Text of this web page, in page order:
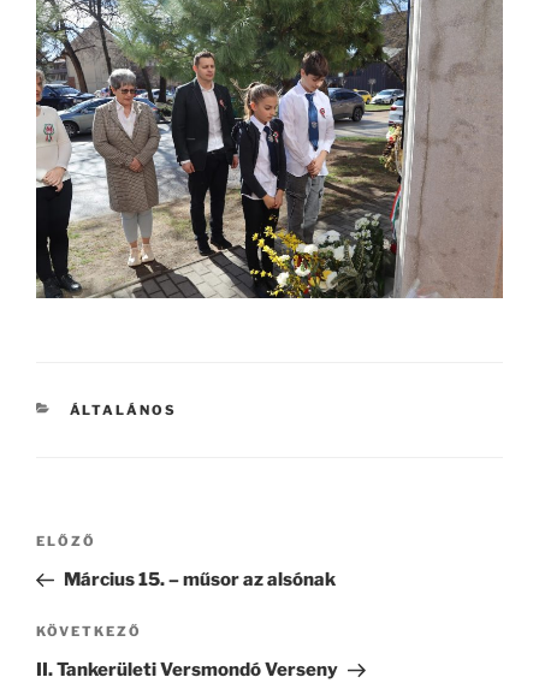
KATEGÓRIÁK
ÁLTALÁNOS
Bejegyzés
Korábbi
bejegyzés
ELŐZŐ
Március 15. – műsor az alsónak
Következő
bejegyzés
KÖVETKEZŐ
II. Tankerületi Versmondó Verseny